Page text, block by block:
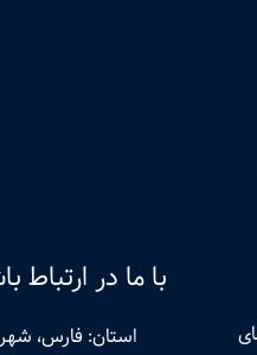
با ما در ارتباط
استان: فارس،